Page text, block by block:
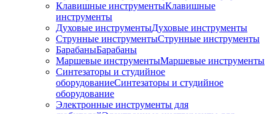
Клавишные инструментыКлавишные
инструменты
Духовые инструментыДуховые инструменты
Струнные инструментыСтрунные инструменты
БарабаныБарабаны
Маршевые инструментыМаршевые инструменты
Синтезаторы и студийное
оборудованиеСинтезаторы и студийное
оборудование
Электронные инструменты для